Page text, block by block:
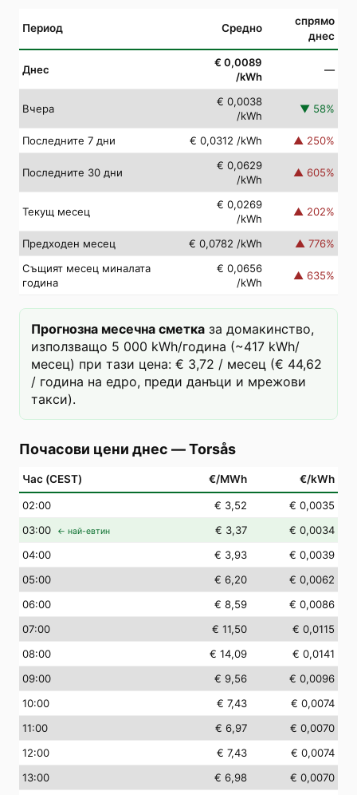
Период Средно
спрямо
днес
Днес
€ 0,0089
/kWh
—
Вчера
€ 0,0038
/kWh
▼ 58%
Последните 7 дни € 0,0312 /kWh ▲ 250%
Последните 30 дни
€ 0,0629
/kWh
▲ 605%
Текущ месец
€ 0,0269
/kWh
▲ 202%
Предходен месец € 0,0782 /kWh ▲ 776%
Същият месец миналата
година
€ 0,0656
/kWh
▲ 635%
Прогнозна месечна сметка за домакинство,
използващо 5 000 kWh/година (~417 kWh/
месец) при тази цена: € 3,72 / месец (€ 44,62
/ година на едро, преди данъци и мрежови
такси).
Почасови цени днес —Torsås
Час (CEST) €/MWh €/kWh
02:00 € 3,52
€ 0,0035
03:00 ← най-евтин € 3,37
€ 0,0034
04:00 € 3,93
€ 0,0039
05:00 € 6,20
€ 0,0062
06:00 € 8,59
€ 0,0086
07:00 € 11,50
€ 0,0115
08:00 € 14,09
€ 0,0141
09:00 € 9,56
€ 0,0096
10:00 € 7,43
€ 0,0074
11:00 € 6,97
€ 0,0070
12:00 € 7,43
€ 0,0074
13:00 € 6,98
€ 0,0070